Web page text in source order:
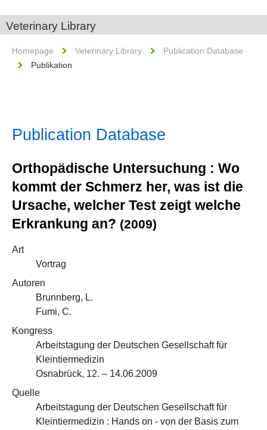
Veterinary Library
Homepage Veterinary Library
Publication Database
Publikation
Publication Database
Orthopädische Untersuchung : Wo
kommt der Schmerz her, was ist die
Ursache, welcher Test zeigt welche
Erkrankung an? (2009)
Art
Vortrag
Autoren
Brunnberg, L.
Fumi, C.
Kongress
Arbeitstagung der Deutschen Gesellschaft für
Kleintiermedizin
Osnabrück, 12. – 14.06.2009
Quelle
Arbeitstagung der Deutschen Gesellschaft für
Kleintiermedizin : Hands on - von der Basis zum